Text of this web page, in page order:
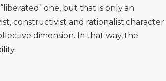
one, but that is only an
constructivist and rationalist character
dimension. In that way, the